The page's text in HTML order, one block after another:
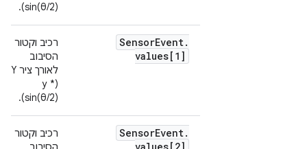
sin(θ/2)).
SensorEvent.
values[1]
רכיב וקטור
הסיבוב
(y *
sin(θ/2)).
SensorEvent.
רכיב וקטור